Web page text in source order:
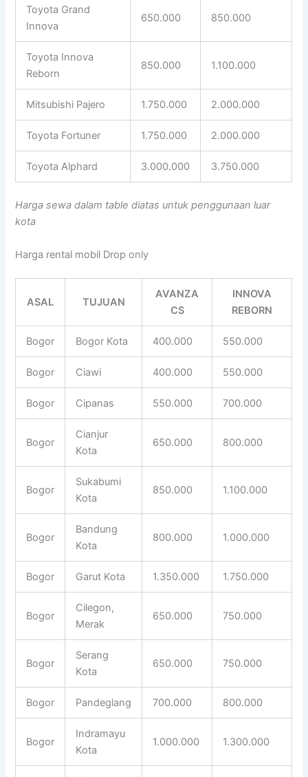
Toyota Grand
Innova
650.000 850.000
Toyota Innova
Reborn
850.000 1.100.000
Mitsubishi Pajero 1.750.000 2.000.000
Toyota Fortuner 1.750.000 2.000.000
Toyota Alphard 3.000.000 3.750.000
Harga sewa dalam table diatas untuk penggunaan luar
kota
Harga rental mobil Drop only
ASAL TUJUAN
AVANZA
CS
INNOVA
REBORN
Bogor Bogor Kota 400.000 550.000
Bogor Ciawi 400.000 550.000
Bogor Cipanas 550.000 700.000
Bogor
Cianjur
Kota
650.000 800.000
Bogor
Sukabumi
Kota
850.000 1.100.000
Bogor
Bandung
Kota
800.000 1.000.000
Bogor Garut Kota 1.350.000 1.750.000
Bogor
Cilegon,
Merak
650.000 750.000
Bogor
Serang
Kota
650.000 750.000
Bogor Pandeglang 700.000 800.000
Bogor
Indramayu
Kota
1.000.000 1.300.000